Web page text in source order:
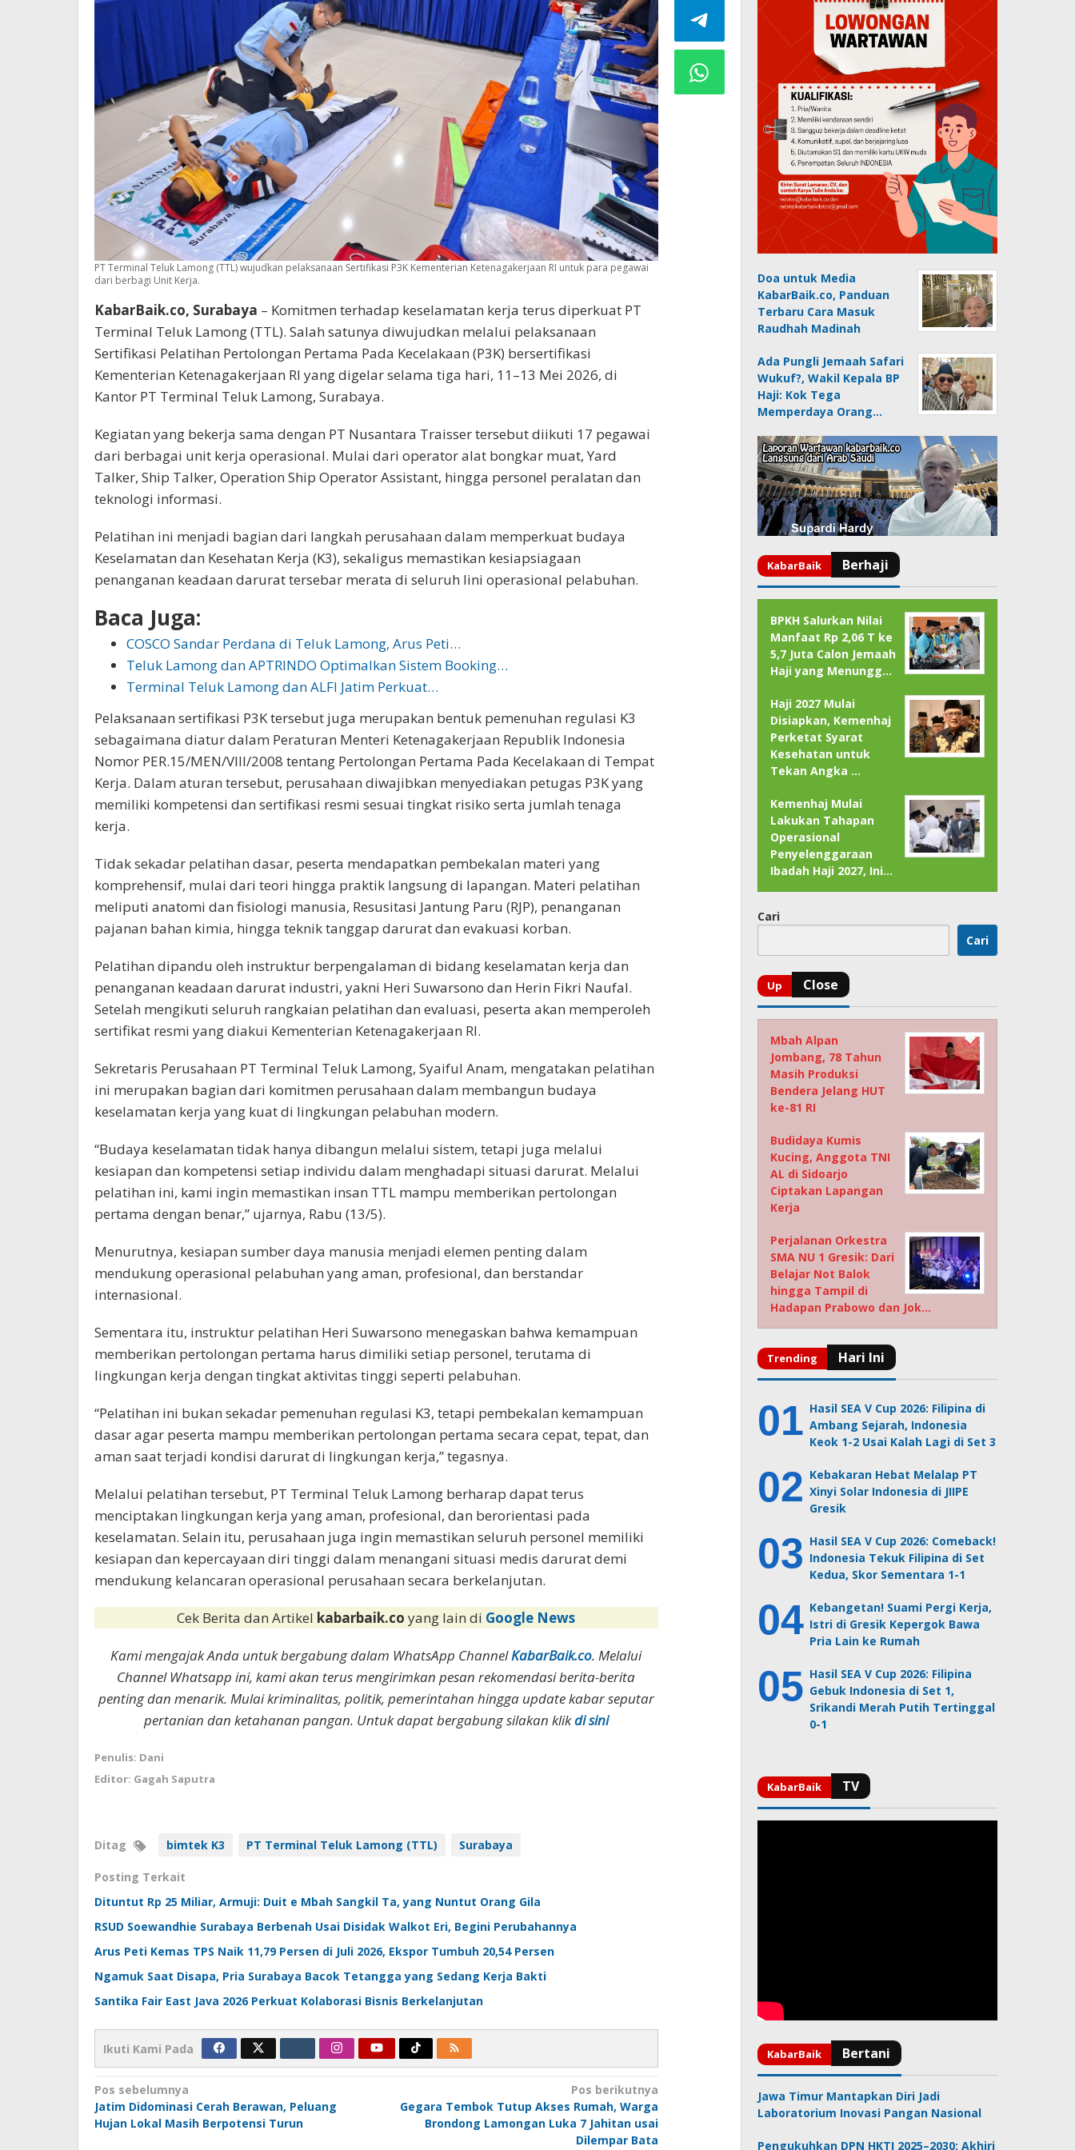
PT Terminal Teluk Lamong (TTL) wujudkan pelaksanaan Sertifikasi P3K Kementerian Ketenagakerjaan RI untuk para pegawai
dari berbagi Unit Kerja.
KabarBaik.co, Surabaya – Komitmen terhadap keselamatan kerja terus diperkuat PT
Terminal Teluk Lamong (TTL). Salah satunya diwujudkan melalui pelaksanaan
Sertifikasi Pelatihan Pertolongan Pertama Pada Kecelakaan (P3K) bersertifikasi
Kementerian Ketenagakerjaan RI yang digelar selama tiga hari, 11–13 Mei 2026, di
Kantor PT Terminal Teluk Lamong, Surabaya.
Kegiatan yang bekerja sama dengan PT Nusantara Traisser tersebut diikuti 17 pegawai
dari berbagai unit kerja operasional. Mulai dari operator alat bongkar muat, Yard
Talker, Ship Talker, Operation Ship Operator Assistant, hingga personel peralatan dan
teknologi informasi.
Pelatihan ini menjadi bagian dari langkah perusahaan dalam memperkuat budaya
Keselamatan dan Kesehatan Kerja (K3), sekaligus memastikan kesiapsiagaan
penanganan keadaan darurat tersebar merata di seluruh lini operasional pelabuhan.
Baca Juga:
COSCO Sandar Perdana di Teluk Lamong, Arus Peti…
Teluk Lamong dan APTRINDO Optimalkan Sistem Booking…
Terminal Teluk Lamong dan ALFI Jatim Perkuat…
Pelaksanaan sertifikasi P3K tersebut juga merupakan bentuk pemenuhan regulasi K3
sebagaimana diatur dalam Peraturan Menteri Ketenagakerjaan Republik Indonesia
Nomor PER.15/MEN/VIII/2008 tentang Pertolongan Pertama Pada Kecelakaan di Tempat
Kerja. Dalam aturan tersebut, perusahaan diwajibkan menyediakan petugas P3K yang
memiliki kompetensi dan sertifikasi resmi sesuai tingkat risiko serta jumlah tenaga
kerja.
Tidak sekadar pelatihan dasar, peserta mendapatkan pembekalan materi yang
komprehensif, mulai dari teori hingga praktik langsung di lapangan. Materi pelatihan
meliputi anatomi dan fisiologi manusia, Resusitasi Jantung Paru (RJP), penanganan
pajanan bahan kimia, hingga teknik tanggap darurat dan evakuasi korban.
Pelatihan dipandu oleh instruktur berpengalaman di bidang keselamatan kerja dan
penanganan keadaan darurat industri, yakni Heri Suwarsono dan Herin Fikri Naufal.
Setelah mengikuti seluruh rangkaian pelatihan dan evaluasi, peserta akan memperoleh
sertifikat resmi yang diakui Kementerian Ketenagakerjaan RI.
Sekretaris Perusahaan PT Terminal Teluk Lamong, Syaiful Anam, mengatakan pelatihan
ini merupakan bagian dari komitmen perusahaan dalam membangun budaya
keselamatan kerja yang kuat di lingkungan pelabuhan modern.
“Budaya keselamatan tidak hanya dibangun melalui sistem, tetapi juga melalui
kesiapan dan kompetensi setiap individu dalam menghadapi situasi darurat. Melalui
pelatihan ini, kami ingin memastikan insan TTL mampu memberikan pertolongan
pertama dengan benar,” ujarnya, Rabu (13/5).
Menurutnya, kesiapan sumber daya manusia menjadi elemen penting dalam
mendukung operasional pelabuhan yang aman, profesional, dan berstandar
internasional.
Sementara itu, instruktur pelatihan Heri Suwarsono menegaskan bahwa kemampuan
memberikan pertolongan pertama harus dimiliki setiap personel, terutama di
lingkungan kerja dengan tingkat aktivitas tinggi seperti pelabuhan.
“Pelatihan ini bukan sekadar pemenuhan regulasi K3, tetapi pembekalan kemampuan
dasar agar peserta mampu memberikan pertolongan pertama secara cepat, tepat, dan
aman saat terjadi kondisi darurat di lingkungan kerja,” tegasnya.
Melalui pelatihan tersebut, PT Terminal Teluk Lamong berharap dapat terus
menciptakan lingkungan kerja yang aman, profesional, dan berorientasi pada
keselamatan. Selain itu, perusahaan juga ingin memastikan seluruh personel memiliki
kesiapan dan kepercayaan diri tinggi dalam menangani situasi medis darurat demi
mendukung kelancaran operasional perusahaan secara berkelanjutan.
Cek Berita dan Artikel kabarbaik.coyang lain di Google News
Kami mengajak Anda untuk bergabung dalam WhatsApp ChannelKabarBaik.co. Melalui
Channel Whatsapp ini, kami akan terus mengirimkan pesan rekomendasi berita-berita
penting dan menarik. Mulai kriminalitas, politik, pemerintahan hingga update kabar seputar
pertanian dan ketahanan pangan. Untuk dapat bergabung silakan klikdi sini
Penulis: Dani
Editor: Gagah Saputra
Ditag bimtek K3 PT Terminal Teluk Lamong (TTL) Surabaya
Posting Terkait
Dituntut Rp 25 Miliar, Armuji: Duit e Mbah Sangkil Ta, yang Nuntut Orang Gila
RSUD Soewandhie Surabaya Berbenah Usai Disidak Walkot Eri, Begini Perubahannya
Arus Peti Kemas TPS Naik 11,79 Persen di Juli 2026, Ekspor Tumbuh 20,54 Persen
Ngamuk Saat Disapa, Pria Surabaya Bacok Tetangga yang Sedang Kerja Bakti
Santika Fair East Java 2026 Perkuat Kolaborasi Bisnis Berkelanjutan
Ikuti Kami Pada
Navigasi
pos
Pos sebelumnya
Jatim Didominasi Cerah Berawan, Peluang
Hujan Lokal Masih Berpotensi Turun
Pos berikutnya
Gegara Tembok Tutup Akses Rumah, Warga
Brondong Lamongan Luka 7 Jahitan usai
Dilempar Bata
Doa untuk Media
KabarBaik.co, Panduan
Terbaru Cara Masuk
Raudhah Madinah
Ada Pungli Jemaah Safari
Wukuf?, Wakil Kepala BP
Haji: Kok Tega
Memperdaya Orang…
BPKH Salurkan Nilai
Manfaat Rp 2,06 T ke
5,7 Juta Calon Jemaah
Haji yang Menungg…
Haji 2027 Mulai
Disiapkan, Kemenhaj
Perketat Syarat
Kesehatan untuk
Tekan Angka …
Kemenhaj Mulai
Lakukan Tahapan
Operasional
Penyelenggaraan
Ibadah Haji 2027, Ini…
Cari
Cari
Mbah Alpan
Jombang, 78 Tahun
Masih Produksi
Bendera Jelang HUT
ke-81 RI
Budidaya Kumis
Kucing, Anggota TNI
AL di Sidoarjo
Ciptakan Lapangan
Kerja
Perjalanan Orkestra
SMA NU 1 Gresik: Dari
Belajar Not Balok
hingga Tampil di
Hadapan Prabowo dan Jok…
Hasil SEA V Cup 2026: Filipina di
Ambang Sejarah, Indonesia
Keok 1-2 Usai Kalah Lagi di Set 3
Kebakaran Hebat Melalap PT
Xinyi Solar Indonesia di JIIPE
Gresik
Hasil SEA V Cup 2026: Comeback!
Indonesia Tekuk Filipina di Set
Kedua, Skor Sementara 1-1
Kebangetan! Suami Pergi Kerja,
Istri di Gresik Kepergok Bawa
Pria Lain ke Rumah
Hasil SEA V Cup 2026: Filipina
Gebuk Indonesia di Set 1,
Srikandi Merah Putih Tertinggal
0-1
Jawa Timur Mantapkan Diri Jadi
Laboratorium Inovasi Pangan Nasional
Pengukuhkan DPN HKTI 2025–2030: Akhiri